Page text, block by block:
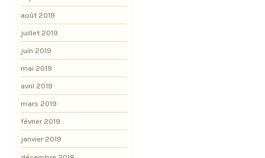
août 2019
juillet 2019
juin 2019
mai 2019
avril 2019
mars 2019
février 2019
janvier 2019